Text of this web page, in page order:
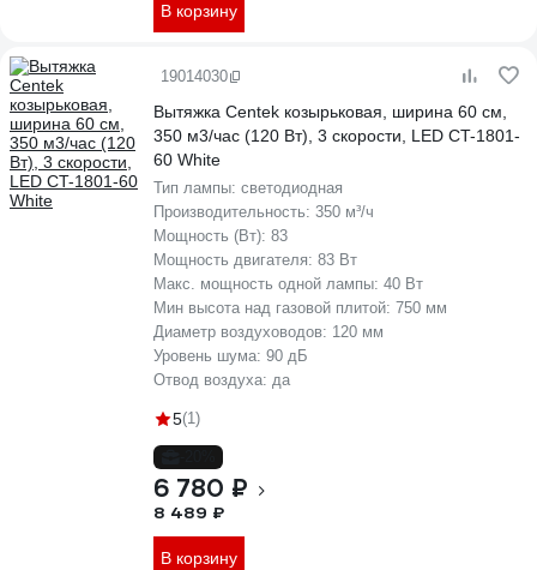
В корзину
19014030
Вытяжка Centek козырьковая, ширина 60 см,
350 м3/час (120 Вт), 3 скорости, LED CT-1801-
60 White
Тип лампы: светодиодная
Производительность: 350 м³/ч
Мощность (Вт): 83
Мощность двигателя: 83 Вт
Макс. мощность одной лампы: 40 Вт
Мин высота над газовой плитой: 750 мм
Диаметр воздуховодов: 120 мм
Уровень шума: 90 дБ
Отвод воздуха: да
5(1)
6 780 ₽
8 489 ₽
В корзину